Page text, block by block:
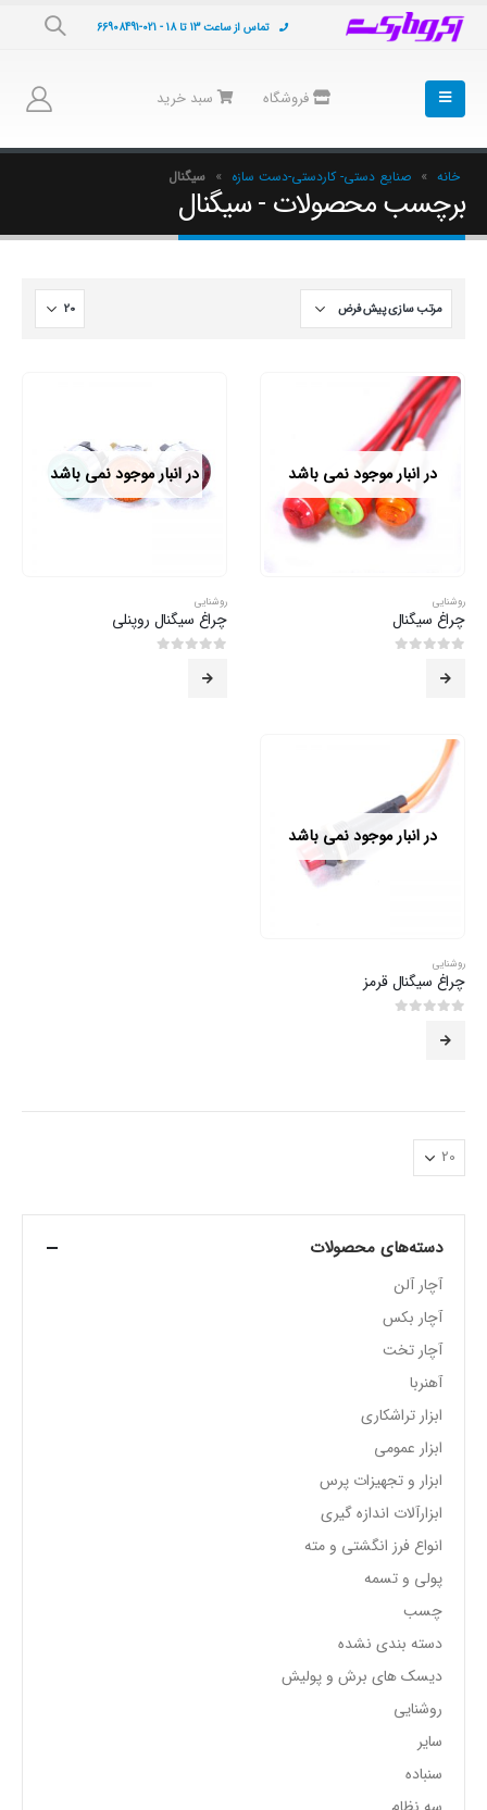
تماس از ساعت 13 تا 18 - 021-66908491
فروشگاه سبد خرید
خانه » صنایع دستی- کاردستی-دست سازه » سیگنال
برچسب محصولات - سیگنال
در انبار موجود نمی باشد
روشنایی
چراغ سیگنال
در انبار موجود نمی باشد
روشنایی
چراغ سیگنال روپنلی
در انبار موجود نمی باشد
روشنایی
چراغ سیگنال قرمز
دسته‌های محصولات
آچار آلن
آچار بکس
آچار تخت
آهنربا
ابزار تراشکاری
ابزار عمومی
ابزار و تجهیزات پرس
ابزارآلات اندازه گیری
انواع فرز انگشتی و مته
پولی و تسمه
چسب
دسته بندی نشده
دیسک های برش و پولیش
روشنایی
سایر
سنباده